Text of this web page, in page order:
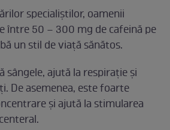
specialiștilor, oamenii
între 50 – 300 mg de cafeină pe
un stil de viață sănătos.
sângele, ajută la respirație și
De asemenea, este foarte
și ajută la stimularea